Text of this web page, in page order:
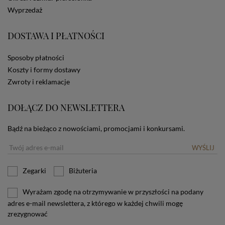
zamieszczane w urządzeniu końcowym każdego
stosowanie plików cookies powinien zmienić
ustawienia swojej przeglądarki.
Wyprzedaż
DOSTAWA I PŁATNOŚCI
Sposoby płatności
Koszty i formy dostawy
Zwroty i reklamacje
DOŁĄCZ DO NEWSLETTERA
Bądź na bieżąco z nowościami, promocjami i konkursami.
WYŚLIJ
Zegarki Biżuteria
Wyrażam zgodę na otrzymywanie w przyszłości na podany
adres e-mail newslettera, z którego w każdej chwili mogę
zrezygnować